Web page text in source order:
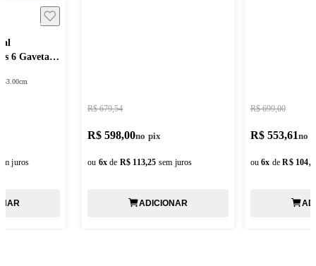
R$ 679,54
R$ 598,00
ou 6x de R$ 113,25 sem juros
ADICIONAR
R$ 699,00
R$ 553,61
ou6x de R$
6 Gavetas
53.00cm
juros